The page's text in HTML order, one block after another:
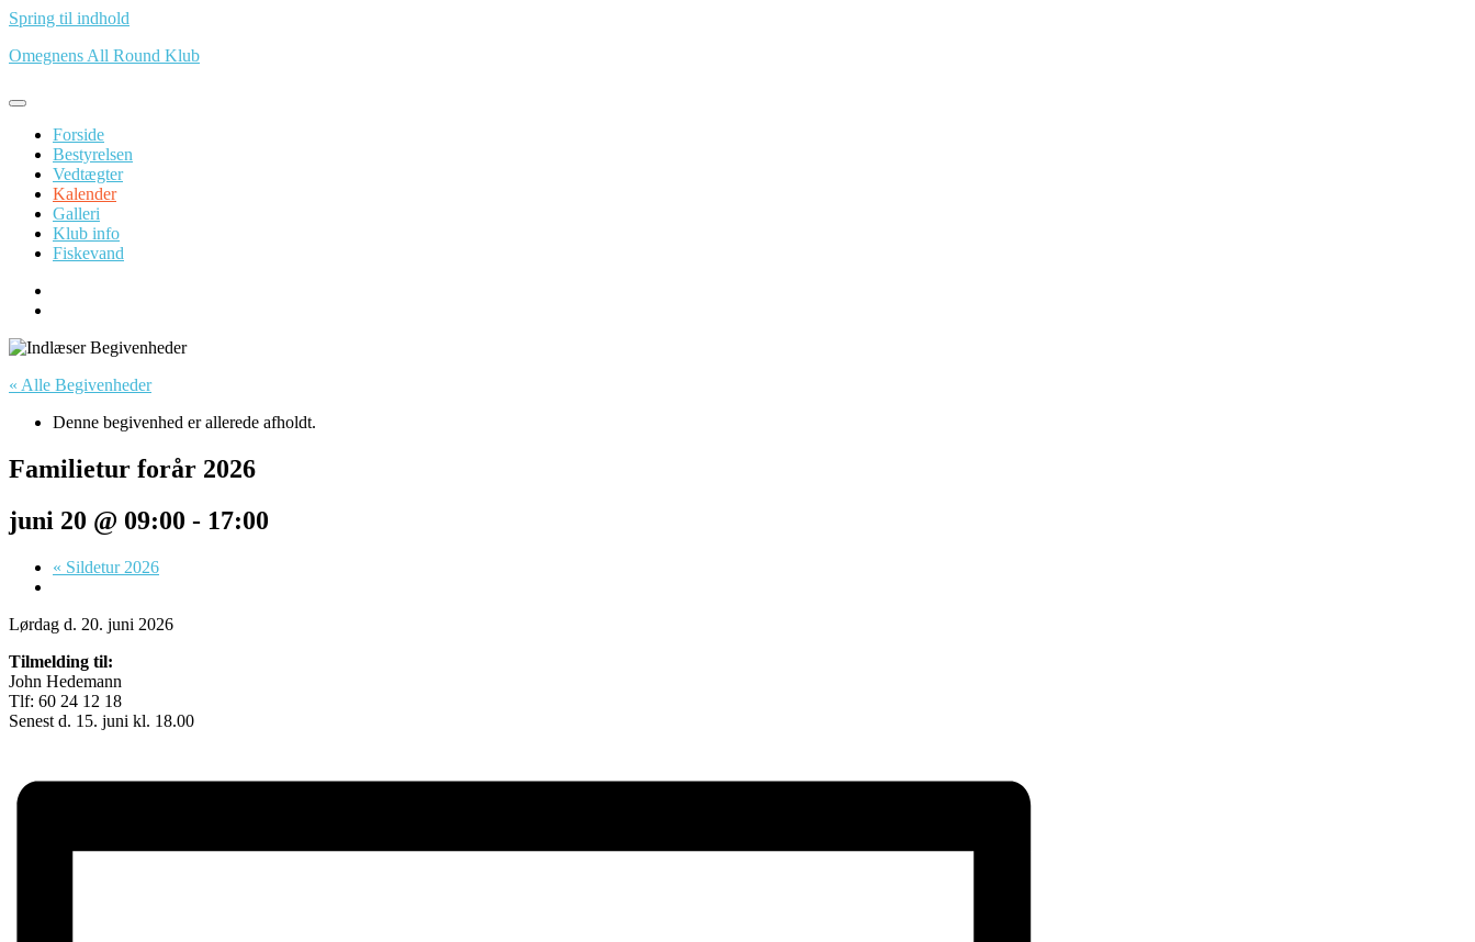
Spring til indhold
Omegnens All Round Klub
Forside
Bestyrelsen
Vedtægter
Kalender
Galleri
Klub info
Fiskevand
« Alle Begivenheder
Denne begivenhed er allerede afholdt.
Familietur forår 2026
juni 20 @ 09:00 - 17:00
« Sildetur 2026
Lørdag d. 20. juni 2026
Tilmelding til:
John Hedemann
Tlf: 60 24 12 18
Senest d. 15. juni kl. 18.00